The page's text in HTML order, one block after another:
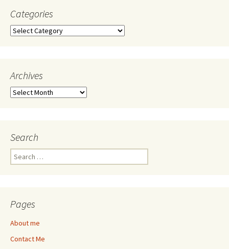
Categories
Categories
Archives
Archives
Search
Search
for:
Pages
About me
Contact Me